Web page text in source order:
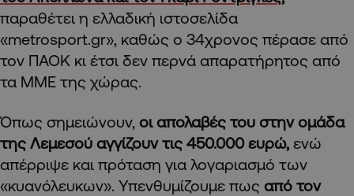
παραθέτει η ελλαδική ιστοσελίδα
«metrosport.gr», καθώς ο 34χρονος πέρασε από
τον ΠΑΟΚ κι έτσι δεν περνά απαρατήρητος από
τα ΜΜΕ της χώρας.
Όπως σημειώνουν, οι απολαβές του στην ομάδα
της Λεμεσού αγγίζουν τις 450.000 ευρώ, ενώ
απέρριψε και πρόταση για λογαριασμό των
«κυανόλευκων». Υπενθυμίζουμε πως από τον